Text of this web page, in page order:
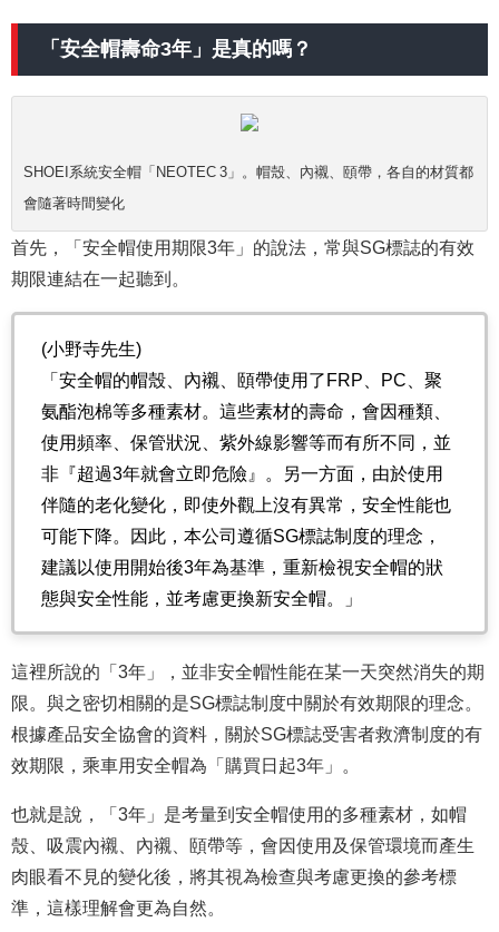
「安全帽壽命3年」是真的嗎？
SHOEI系統安全帽「NEOTEC 3」。帽殼、內襯、頤帶，各自的材質都
會隨著時間變化
首先，「安全帽使用期限3年」的說法，常與SG標誌的有效
期限連結在一起聽到。
(小野寺先生)
「安全帽的帽殼、內襯、頤帶使用了FRP、PC、聚
氨酯泡棉等多種素材。這些素材的壽命，會因種類、
使用頻率、保管狀況、紫外線影響等而有所不同，並
非『超過3年就會立即危險』。另一方面，由於使用
伴隨的老化變化，即使外觀上沒有異常，安全性能也
可能下降。因此，本公司遵循SG標誌制度的理念，
建議以使用開始後3年為基準，重新檢視安全帽的狀
態與安全性能，並考慮更換新安全帽。」
這裡所說的「3年」，並非安全帽性能在某一天突然消失的期
限。與之密切相關的是SG標誌制度中關於有效期限的理念。
根據產品安全協會的資料，關於SG標誌受害者救濟制度的有
效期限，乘車用安全帽為「購買日起3年」。
也就是說，「3年」是考量到安全帽使用的多種素材，如帽
殼、吸震內襯、內襯、頤帶等，會因使用及保管環境而產生
肉眼看不見的變化後，將其視為檢查與考慮更換的參考標
準，這樣理解會更為自然。